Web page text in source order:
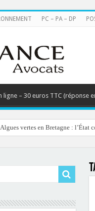
PC – PA – DP
ligne – 30 euros TTC (réponse
Algues vertes en Bretagne : l’État